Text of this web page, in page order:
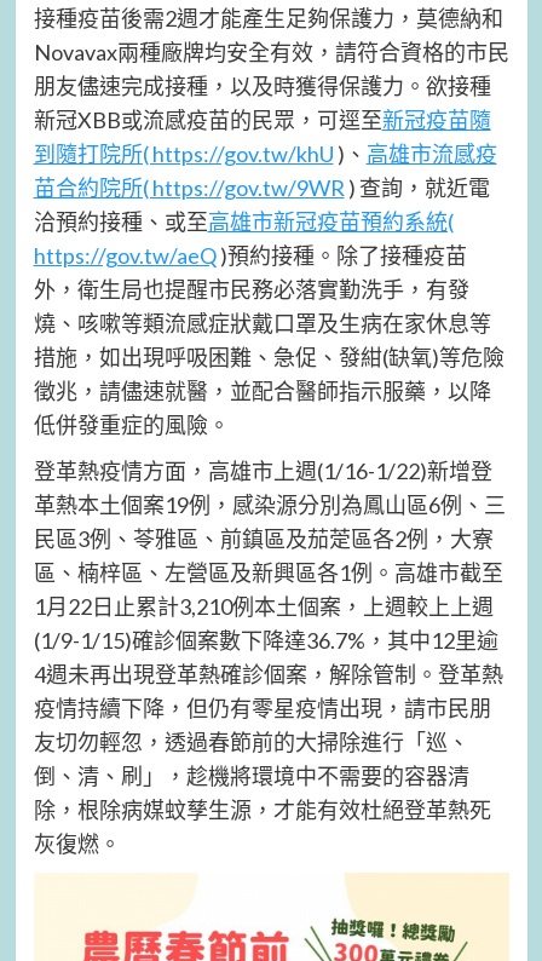
接種疫苗後需2週才能產生足夠保護力，莫德納和
Novavax兩種廠牌均安全有效，請符合資格的市民
朋友儘速完成接種，以及時獲得保護力。欲接種
新冠XBB或流感疫苗的民眾，可逕至新冠疫苗隨
到隨打院所( https://gov.tw/khU )、 高雄市流感疫
苗合約院所( https://gov.tw/9WR ) 查詢，就近電
洽預約接種、或至高雄市新冠疫苗預約系統(
https://gov.tw/aeQ)預約接種。除了接種疫苗
外，衛生局也提醒市民務必落實勤洗手，有發
燒、咳嗽等類流感症狀戴口罩及生病在家休息等
措施，如出現呼吸困難、急促、發紺(缺氧)等危險
徵兆，請儘速就醫，並配合醫師指示服藥，以降
低併發重症的風險。
登革熱疫情方面，高雄市上週(1/16-1/22)新增登
革熱本土個案19例，感染源分別為鳳山區6例、三
民區3例、苓雅區、前鎮區及茄萣區各2例，大寮
區、楠梓區、左營區及新興區各1例。高雄市截至
1月22日止累計3,210例本土個案，上週較上上週
(1/9-1/15)確診個案數下降達36.7%，其中12里逾
4週未再出現登革熱確診個案，解除管制。登革熱
疫情持續下降，但仍有零星疫情出現，請市民朋
友切勿輕忽，透過春節前的大掃除進行「巡、
倒、清、刷」，趁機將環境中不需要的容器清
除，根除病媒蚊孳生源，才能有效杜絕登革熱死
灰復燃。